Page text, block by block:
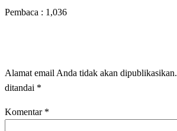
Pembaca : 1,036
Alamat email Anda tidak akan dipublikasikan.
ditandai *
Komentar *